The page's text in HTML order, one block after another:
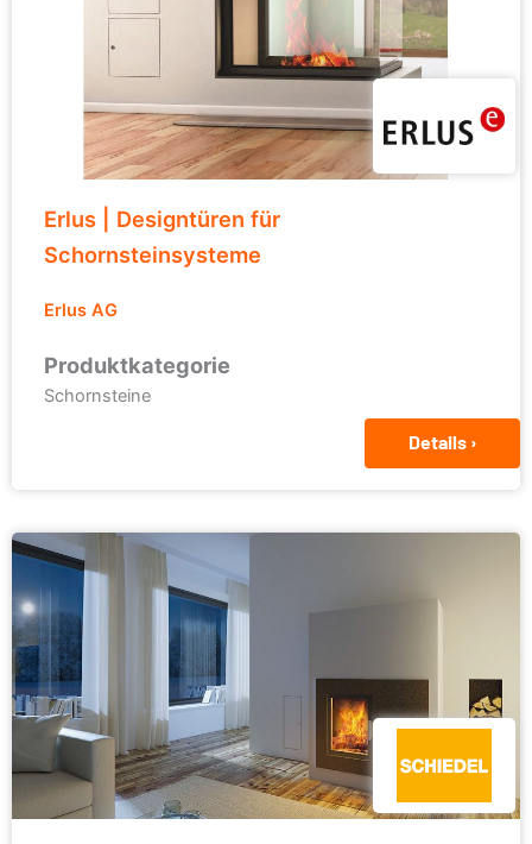
Erlus | Designtüren für
Schornsteinsysteme
Erlus AG
Produktkategorie
Schornsteine
Details ›